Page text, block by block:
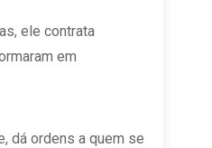
ele contrata
em
dá ordens a quem se